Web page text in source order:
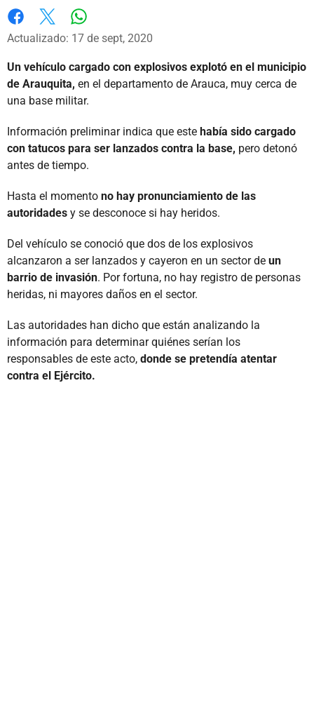
Facebook
X
Actualizado: 17 de sept, 2020
Un vehículo cargado con explosivos explotó en el municipio
de Arauquita, en el departamento de Arauca, muy cerca de
una base militar.
Información preliminar indica que este había sido cargado
con tatucos para ser lanzados contra la base, pero detonó
antes de tiempo.
Hasta el momento no hay pronunciamiento de las
autoridades y se desconoce si hay heridos.
Del vehículo se conoció que dos de los explosivos
alcanzaron a ser lanzados y cayeron en un sector de un
barrio de invasión. Por fortuna, no hay registro de personas
heridas, ni mayores daños en el sector.
Las autoridades han dicho que están analizando la
información para determinar quiénes serían los
responsables de este acto, donde se pretendía atentar
contra el Ejército.